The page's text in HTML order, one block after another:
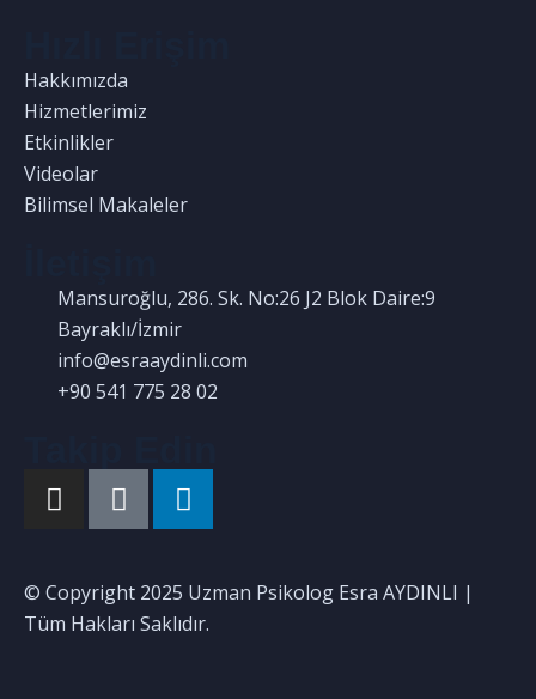
Hakkımızda
Hizmetlerimiz
Etkinlikler
Videolar
Bilimsel Makaleler
Mansuroğlu, 286. Sk. No:26 J2 Blok Daire:9
Bayraklı/İzmir
info@esraaydinli.com
+90 541 775 28 02
© Copyright 2025 Uzman Psikolog Esra AYDINLI |
Tüm Hakları Saklıdır.